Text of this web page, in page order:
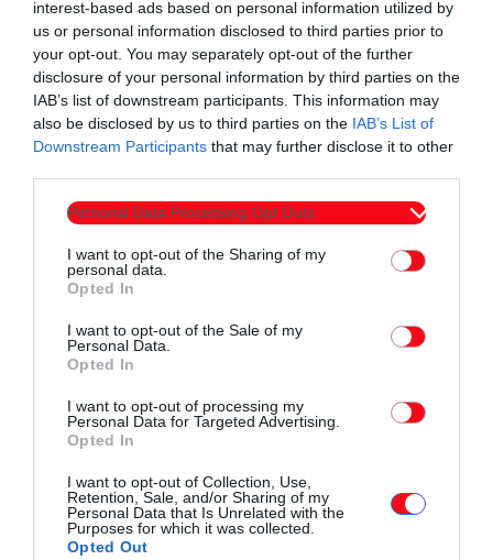
interest-based ads based on personal information utilized by
us or personal information disclosed to third parties prior to
your opt-out. You may separately opt-out of the further
disclosure of your personal information by third parties on the
IAB’s list of downstream participants. This information may
also be disclosed by us to third parties on the IAB’s List of
Downstream Participants that may further disclose it to other
Personal Data Processing Opt Outs
I want to opt-out of the Sharing of my
personal data.
Opted In
I want to opt-out of the Sale of my
Personal Data.
Opted In
I want to opt-out of processing my
Personal Data for Targeted Advertising.
Opted In
I want to opt-out of Collection, Use,
Retention, Sale, and/or Sharing of my
Personal Data that Is Unrelated with the
Purposes for which it was collected.
Opted Out